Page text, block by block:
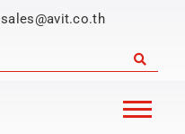
sales@avit.co.th